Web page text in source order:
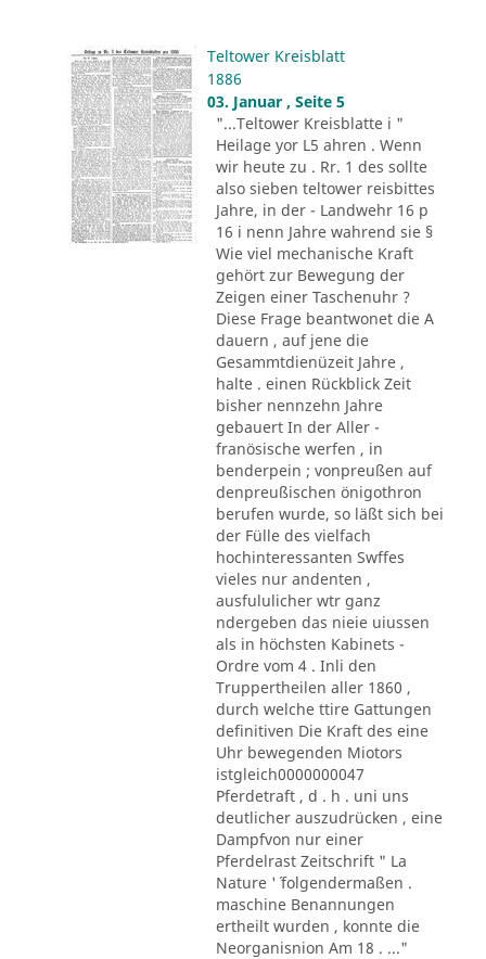
Teltower Kreisblatt
1886
03. Januar , Seite 5
"...Teltower Kreisblatte i "
Heilage yor L5 ahren . Wenn
wir heute zu . Rr. 1 des sollte
also sieben teltower reisbittes
Jahre, in der - Landwehr 16 p
16 i nenn Jahre wahrend sie §
Wie viel mechanische Kraft
gehört zur Bewegung der
Zeigen einer Taschenuhr ?
Diese Frage beantwonet die A
dauern , auf jene die
Gesammtdienüzeit Jahre ,
halte . einen Rückblick Zeit
bisher nennzehn Jahre
gebauert In der Aller -
franösische werfen , in
benderpein ; vonpreußen auf
denpreußischen önigothron
berufen wurde, so läßt sich bei
der Fülle des vielfach
hochinteressanten Swffes
vieles nur andenten ,
ausfululicher wtr ganz
ndergeben das nieie uiussen
als in höchsten Kabinets -
Ordre vom 4 . Inli den
Truppertheilen aller 1860 ,
durch welche ttire Gattungen
definitiven Die Kraft des eine
Uhr bewegenden Miotors
istgleich0000000047
Pferdetraft , d . h . uni uns
deutlicher auszudrücken , eine
Dampfvon nur einer
Pferdelrast Zeitschrift " La
Nature '´ folgendermaßen .
maschine Benannungen
ertheilt wurden , konnte die
Neorganisnion Am 18 . ..."